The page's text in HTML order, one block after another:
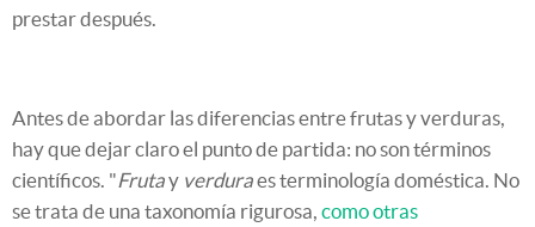
prestar después.
Antes de abordar las diferencias entre frutas y verduras,
hay que dejar claro el punto de partida: no son términos
científicos. "Frutay verduraes terminología doméstica. No
se trata de una taxonomía rigurosa, como otras